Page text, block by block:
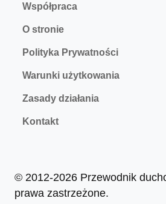
Współpraca
O stronie
Polityka Prywatności
Warunki użytkowania
Zasady działania
Kontakt
© 2012-2026 Przewodnik
prawa zastrzeżone.